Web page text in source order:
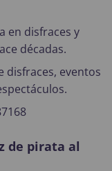
en disfraces y
décadas.
disfraces, eventos
de pirata al